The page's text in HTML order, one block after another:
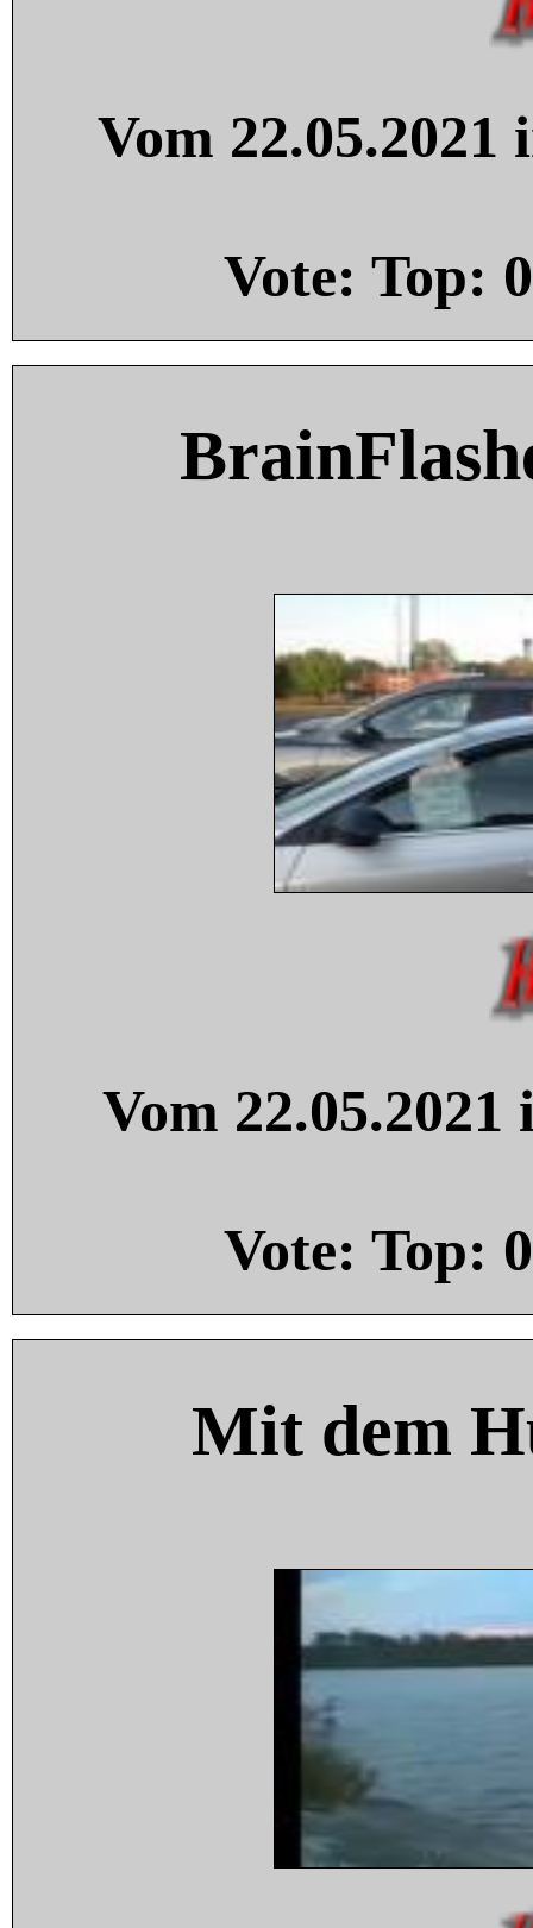
Vom
Vote: Top: 0
Vom
Vote: Top: 0
Mit dem